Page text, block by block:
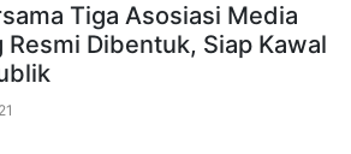
Tiga Asosiasi Media
Dibentuk, Siap Kawal